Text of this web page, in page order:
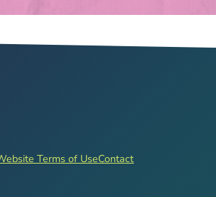
Terms of UseContact